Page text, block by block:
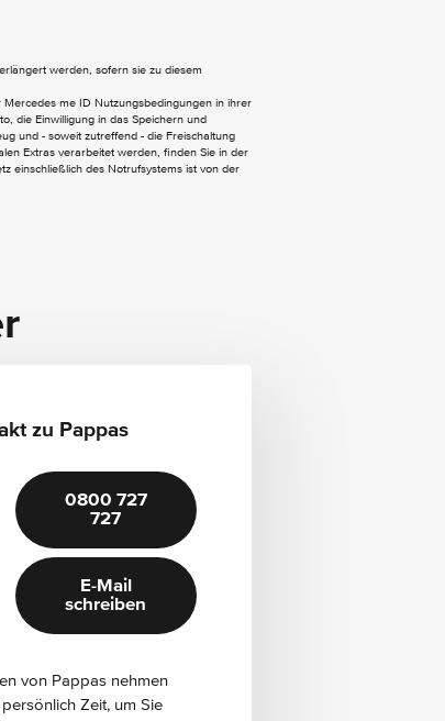
(LTE) für digitale
Glas rundum
werden, sofern sie zu diesem
me ID Nutzungsbedingungen in ihrer
die Einwilligung in das Speichern und
und - soweit zutreffend - die Freischaltung
Extras verarbeitet werden, finden Sie in der
einschließlich des Notrufsystems ist von der
zu Pappas
0800 727
727
E-Mail
schreiben
von Pappas nehmen
Zeit, um Sie